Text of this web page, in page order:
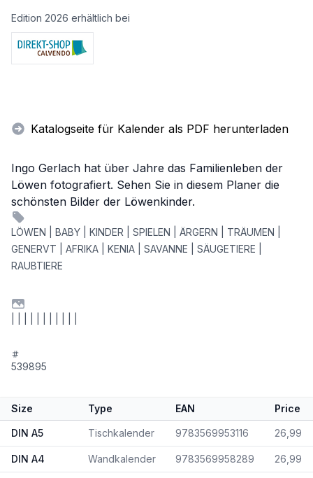
Edition 2026 erhältlich bei
Katalogseite für Kalender als PDF herunterladen
Ingo Gerlach hat über Jahre das Familienleben der
Löwen fotografiert. Sehen Sie in diesem Planer die
schönsten Bilder der Löwenkinder.
LÖWEN | BABY | KINDER | SPIELEN | ÄRGERN | TRÄUMEN |
GENERVT | AFRIKA | KENIA | SAVANNE | SÄUGETIERE |
RAUBTIERE
539895
Size Type EAN Price
DIN A5 Tischkalender 9783569953116 26,99
DIN A4 Wandkalender 9783569958289 26,99